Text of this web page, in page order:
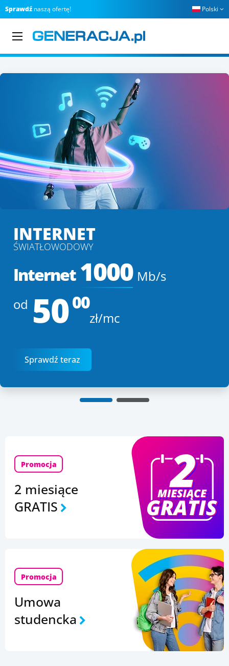
Sprawdź naszą ofertę! Polski 
INTERNET
ŚWIATŁOWODOWY
Internet 1000 Mb/s
od 5000
zł/mc
Sprawdź teraz
Promocja
2 miesiące
GRATIS
Promocja
Umowa
studencka